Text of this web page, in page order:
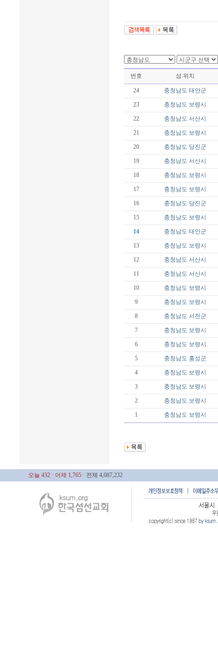
번호 섬 위치
24 충청남도 태안군
23 충청남도 보령시
22 충청남도 서산시
21 충청남도 보령시
20 충청남도 당진군
19 충청남도 서산시
18 충청남도 보령시
17 충청남도 보령시
16 충청남도 당진군
15 충청남도 보령시
14 충청남도 태안군
13 충청남도 보령시
12 충청남도 서산시
11 충청남도 서산시
10 충청남도 보령시
9 충청남도 보령시
8 충청남도 서천군
7 충청남도 보령시
6 충청남도 보령시
5 충청남도 홍성군
4 충청남도 보령시
3 충청남도 보령시
2 충청남도 보령시
1 충청남도 보령시
오늘 432 · 어제 1,765 · 전체 4,087,232